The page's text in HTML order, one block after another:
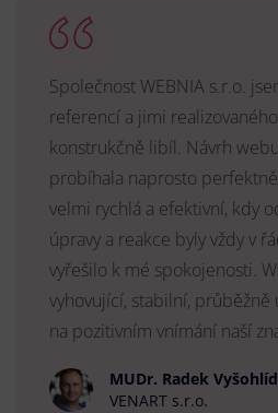
Společnost WEBNIA s.r.o.
referencí a jimi
konstrukčně libíl. Návrh
probíhala naprosto
velmi rychlá a efektivní, kdy
úpravy a reakce byly vždy v
vyřešilo k mé spokojenosti.
vyhovující, stabilní, průběžně
na pozitivním vnímání naší
MUDr. Radek Vyšohlíd
VENART s.r.o.